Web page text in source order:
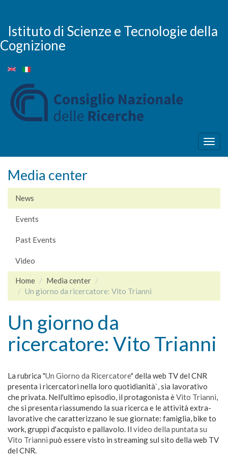
main
content
Istituto di Scienze e Tecnologie della
Cognizione
Media center
News
Events
Past Events
Video
Home
Media center
Un giorno da ricercatore: Vito Trianni
Un giorno da
ricercatore: Vito Trianni
La rubrica "Un Giorno da Ricercatore" della web TV del CNR
presenta i ricercatori nella loro quotidianità`, sia lavorativo
che privata. Nell'ultimo episodio, il protagonista èVito Trianni,
che si presenta riassumendo la sua ricerca e le attività extra-
lavorative che caratterizzano le sue giornate: famiglia, bike to
work, gruppi d'acquisto e pallavolo. Il video della puntata su
Vito Trianni può essere visto in streaming sul sito della web TV
del CNR.